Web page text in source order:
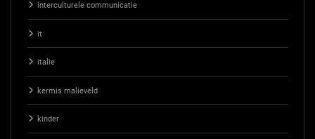
interculturele communicatie
it
italie
kermis malieveld
kinder